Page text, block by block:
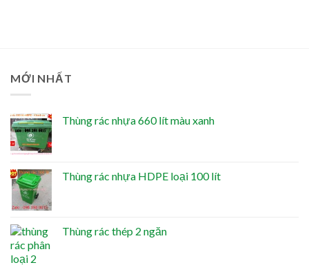
MỚI NHẤT
Thùng rác nhựa 660 lít màu xanh
Thùng rác nhựa HDPE loại 100 lít
Thùng rác thép 2 ngăn